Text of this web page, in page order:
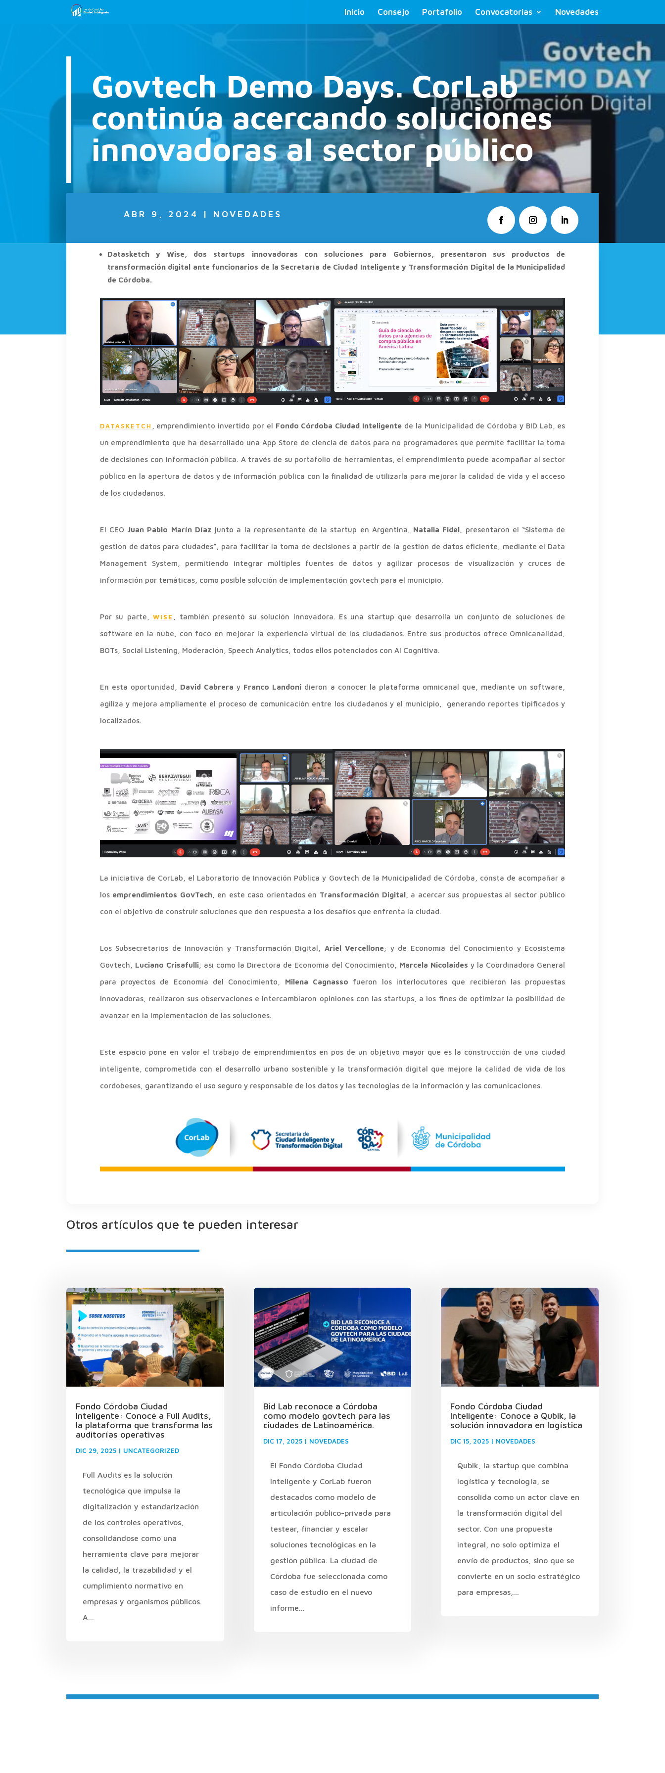
Inicio Consejo Portafolio Convocatorias Novedades
Govtech Demo Days. CorLab
continúa acercando soluciones
innovadoras al sector público
ABR 9, 2024 | NOVEDADES
Datasketch y Wise, dos startups innovadoras con soluciones para Gobiernos, presentaron sus productos de
transformación digital ante funcionarios de la Secretaría de Ciudad Inteligente y Transformación Digital de la Municipalidad
de Córdoba.
DATASKETCH emprendimiento invertido por el Fondo Córdoba Ciudad Inteligente de la Municipalidad de Córdoba y BID Lab, es
un emprendimiento que ha desarrollado una App Store de ciencia de datos para no programadores que permite facilitar la toma
de decisiones con información pública. A través de su portafolio de herramientas, el emprendimiento puede acompañar al sector
público en la apertura de datos y de información pública con la finalidad de utilizarla para mejorar la calidad de vida y el acceso
de los ciudadanos.
El CEO Juan Pablo Marín Díaz junto a la representante de la startup en Argentina, Natalia Fidel,
presentaron el “Sistema de
gestión de datos para ciudades”, para facilitar la toma de decisiones a partir de la gestión de datos eficiente, mediante el Data
Management System, permitiendo integrar múltiples fuentes de datos y agilizar procesos de visualización y cruces de
información por temáticas, como posible solución de implementación govtech para el municipio.
Por su parte,WISE , también presentó su solución innovadora. Es una startup que desarrolla un conjunto de soluciones de
software en la nube, con foco en mejorar la experiencia virtual de los ciudadanos. Entre sus productos ofrece Omnicanalidad,
BOTs, Social Listening, Moderación, Speech Analytics, todos ellos potenciados con AI Cognitiva.
En esta oportunidad, David Cabreray Franco Landoni dieron a conocer la plataforma omnicanal que, mediante un software,
agiliza y mejora ampliamente el proceso de comunicación entre los ciudadanos y el municipio, generando reportes tipificados y
localizados.
La iniciativa de CorLab, el Laboratorio de Innovación Pública y Govtech de la Municipalidad de Córdoba, consta de acompañar a
los emprendimientos GovTech, en este caso orientados en Transformación Digital, a acercar sus propuestas al sector público
con el objetivo de construir soluciones que den respuesta a los desafíos que enfrenta la ciudad.
Los Subsecretarios de Innovación y Transformación Digital, Ariel Vercellone; y de Economía del Conocimiento y Ecosistema
Govtech, Luciano Crisafulli; así como la Directora de Economía del Conocimiento, Marcela Nicolaides y la Coordinadora General
para proyectos de Economía del Conocimiento, Milena Cagnasso fueron los interlocutores que recibieron las propuestas
innovadoras, realizaron sus observaciones e intercambiaron opiniones con las startups, a los fines de optimizar la posibilidad de
avanzar en la implementación de las soluciones.
Este espacio pone en valor el trabajo de emprendimientos en pos de un objetivo mayor que es la construcción de una ciudad
inteligente, comprometida con el desarrollo urbano sostenible y la transformación digital que mejore la calidad de vida de los
cordobeses, garantizando el uso seguro y responsable de los datos y las tecnologías de la información y las comunicaciones.
Otros artículos que te pueden interesar
Fondo Córdoba Ciudad
Inteligente: Conocé a Full Audits,
la plataforma que transforma las
auditorías operativas
DIC 29, 2025 | UNCATEGORIZED
Full Audits es la solución
tecnológica que impulsa la
digitalización y estandarización
de los controles operativos,
consolidándose como una
herramienta clave para mejorar
la calidad, la trazabilidad y el
cumplimiento normativo en
empresas y organismos públicos.
A...
Bid Lab reconoce a Córdoba
como modelo govtech para las
ciudades de Latinoamérica.
DIC 17, 2025| NOVEDADES
El Fondo Córdoba Ciudad
Inteligente y CorLab fueron
destacados como modelo de
articulación público-privada para
testear, financiar y escalar
soluciones tecnológicas en la
gestión pública. La ciudad de
Córdoba fue seleccionada como
caso de estudio en el nuevo
informe...
Fondo Córdoba Ciudad
Inteligente: Conoce a Qubik, la
solución innovadora en logística
DIC 15, 2025| NOVEDADES
Qubik, la startup que combina
logística y tecnología, se
consolida como un actor clave en
la transformación digital del
sector. Con una propuesta
integral, no solo optimiza el
envío de productos, sino que se
convierte en un socio estratégico
para empresas,...